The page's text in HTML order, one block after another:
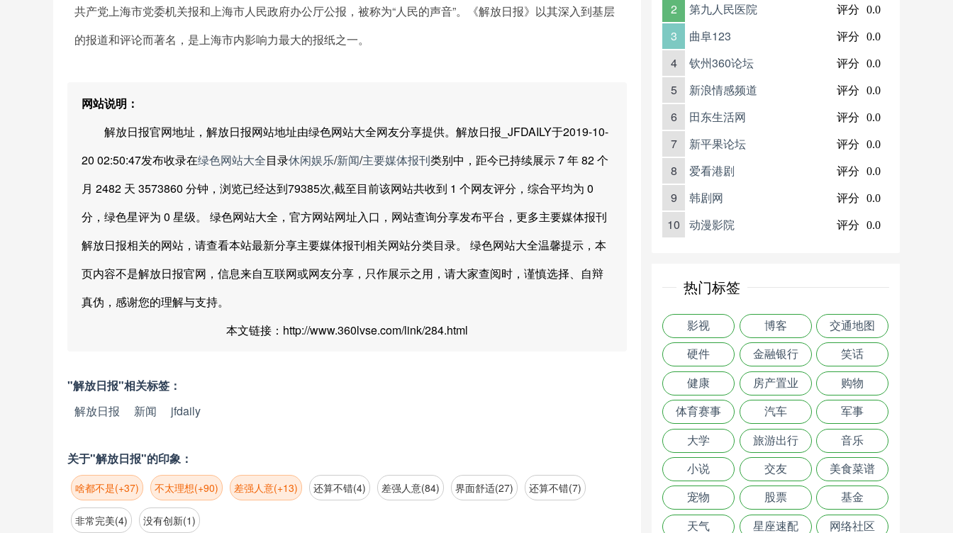
共产党上海市党委机关报和上海市人民政府办公厅公报，被称为“人民的声音”。《解放日报》以其深入到基层
的报道和评论而著名，是上海市内影响力最大的报纸之一。
网站说明：
解放日报官网地址，解放日报网站地址由绿色网站大全网友分享提供。解放日报_JFDAILY于2019-10-
20 02:50:47发布收录在绿色网站大全目录休闲娱乐/新闻/主要媒体报刊类别中，距今已持续展示 7 年 82 个
月 2482 天 3573860 分钟，浏览已经达到79385次,截至目前该网站共收到 1 个网友评分，综合平均为 0
分，绿色星评为 0 星级。 绿色网站大全，官方网站网址入口，网站查询分享发布平台，更多主要媒体报刊
解放日报相关的网站，请查看本站最新分享主要媒体报刊相关网站分类目录。 绿色网站大全温馨提示，本
页内容不是解放日报官网，信息来自互联网或网友分享，只作展示之用，请大家查阅时，谨慎选择、自辩
真伪，感谢您的理解与支持。
本文链接：http://www.360lvse.com/link/284.html
"解放日报"相关标签：
解放日报
新闻 jfdaily
关于"解放日报"的印象：
啥都不是(+37) 不太理想(+90) 差强人意(+13) 还算不错(4) 差强人意(84) 界面舒适(27) 还算不错(7)
非常完美(4) 没有创新(1)
2 第九人民医院 评分 0.0
3 曲阜123 评分 0.0
4 钦州360论坛 评分 0.0
5 新浪情感频道 评分 0.0
6 田东生活网 评分 0.0
7 新平果论坛 评分 0.0
8 爱看港剧 评分 0.0
9 韩剧网 评分 0.0
10 动漫影院 评分 0.0
热门标签
影视 博客 交通地图
硬件 金融银行 笑话
健康 房产置业 购物
体育赛事 汽车 军事
大学 旅游出行 音乐
小说 交友 美食菜谱
宠物 股票 基金
天气 星座速配 网络社区